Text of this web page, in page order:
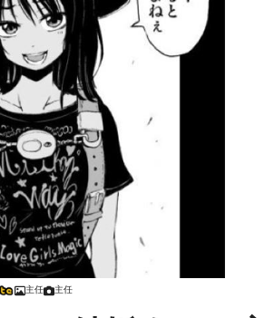
主任 主任